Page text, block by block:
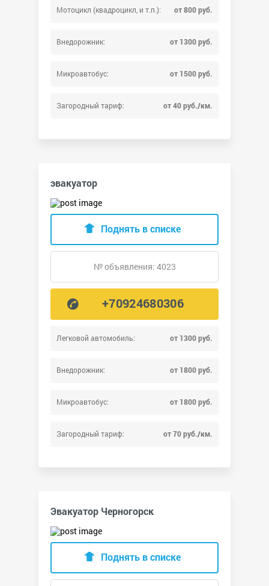
Мотоцикл (квадроцикл, и т.п.): от 800 руб.
Внедорожник: от 1300 руб.
Микроавтобус: от 1500 руб.
Загородный тариф: от 40 руб./км.
эвакуатор
Легковой автомобиль: от 1300 руб.
Внедорожник: от 1800 руб.
Микроавтобус: от 1800 руб.
Загородный тариф: от 70 руб./км.
Поднять в списке
№ объявления: 4023
+70924680306
Эвакуатор Черногорск
Поднять в списке